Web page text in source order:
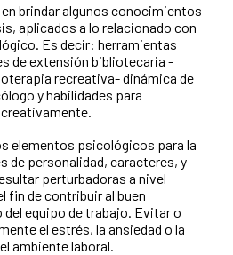
brindar algunos conocimientos
aplicados a lo relacionado con
Es decir: herramientas
de extensión bibliotecaria -
recreativa- dinámica de
y habilidades para
elementos psicológicos para la
de personalidad, caracteres, y
perturbadoras a nivel
fin de contribuir al buen
equipo de trabajo. Evitar o
el estrés, la ansiedad o la
ambiente laboral.